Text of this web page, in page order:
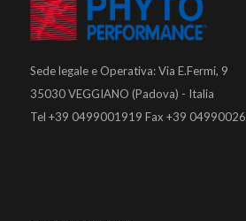
Sede legale e Operativa: Via E.Fermi, 9
35030 VEGGIANO (Padova) - Italia
Tel +39 0499001919 Fax +39